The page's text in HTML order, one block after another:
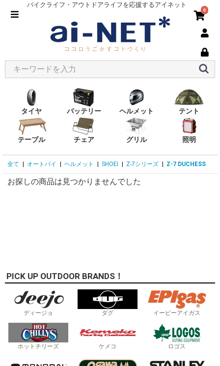
バイクライフ・アウトドアライフを応援するアイネット
0
タイヤ バッテリー ヘルメット テント
テーブル チェア グリル 照明
全て オートバイ ヘルメット SHOEI Z-7シリーズ Z-7 DUCHESS
お探しの商品は見つかりませんでした
PICK UP OUTDOOR BRANDS！
ディージョ ダグ イーピーアイガス
ホットチリーズ ケメコ ロゴス